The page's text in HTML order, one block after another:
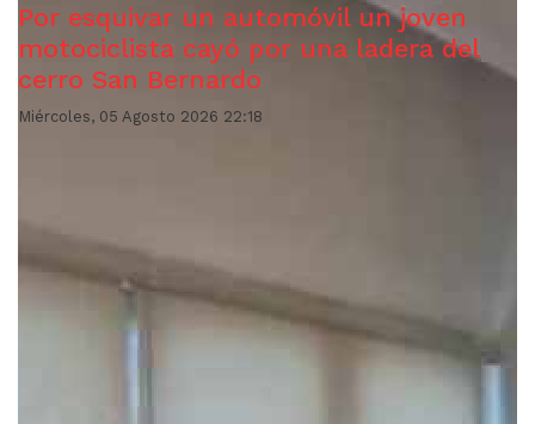
Por esquivar un automóvil un joven
motociclista cayó por una ladera del
cerro San Bernardo
Miércoles, 05 Agosto 2026 22:18